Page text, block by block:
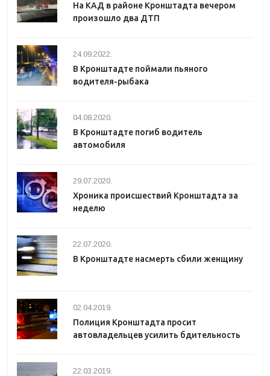
На КАД в районе Кронштадта вечером
произошло два ДТП
24.09.2022.
В Кронштадте поймали пьяного
водителя-рыбака
04.08.2020.
В Кронштадте погиб водитель
автомобиля
29.07.2020.
Хроника происшествий Кронштадта за
неделю
22.07.2020.
В Кронштадте насмерть сбили женщину
02.04.2019.
Полиция Кронштадта просит
автовладельцев усилить бдительность
22.03.2019.